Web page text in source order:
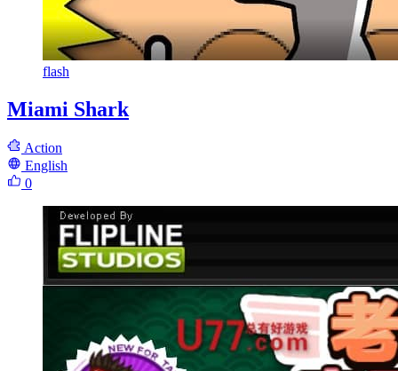
flash
Miami Shark
Action
English
0